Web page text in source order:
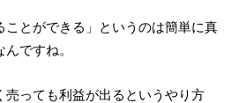
ことができる」というのは簡単に真
ですね。
売っても利益が出るというやり方